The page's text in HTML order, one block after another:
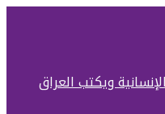
ويكتب العراق